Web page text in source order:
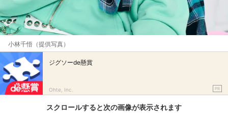
小林千悟（提供写真）
ジグソーde懸賞
Ohte, Inc. PR
スクロールすると次の画像が表示されます